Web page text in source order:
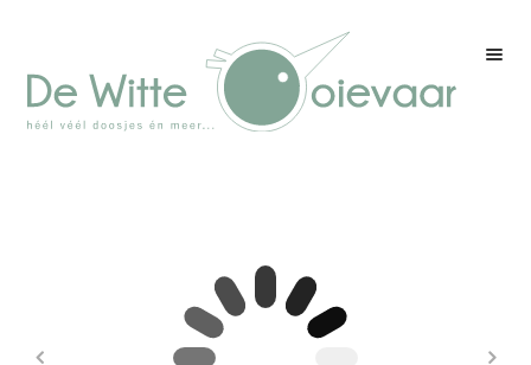
Over drukwerk